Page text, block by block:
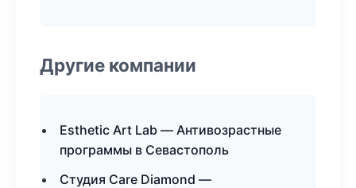
Другие компании
Esthetic Art Lab — Антивозрастные
программы в Севастополь
Студия Care Diamond —